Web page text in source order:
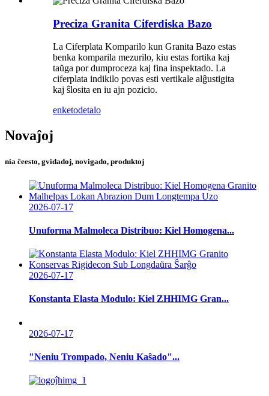
Preciza Granita Ciferdiska Bazo
La Ciferplata Komparilo kun Granita Bazo estas
benka komparila mezurilo, kiu estas fortika kaj
taŭga por dumproceza kaj fina inspektado. La
ciferplata indikilo povas esti vertikale alĝustigita
kaj ŝlosita en iu ajn pozicio.
enketodetalo
Novaĵoj
nia ĉeesto, gvidadoj, novigado, produktoj
2026-07-17
Unuforma Malmoleca Distribuo: Kiel Homogena...
2026-07-17
Konstanta Elasta Modulo: Kiel ZHHIMG Gran...
2026-07-17
"Neniu Trompado, Neniu Kaŝado"...